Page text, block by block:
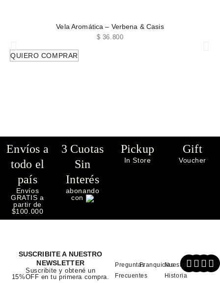
Vela Aromática – Verbena & Casis
$ 36.800
QUIERO COMPRAR
Envíos a
todo el
país
Envíos
GRATIS a
partir de
$100.000
3 Cuotas
Sin
Interés
abonando
con
Pickup
In Store
Gift
Voucher
Preguntas
Frecuentes
FranquiciasNuestra
Historia
SUSCRIBITE A NUESTRO
NEWSLETTER
Suscribite y obtené un
15%OFF en tu primera compra.